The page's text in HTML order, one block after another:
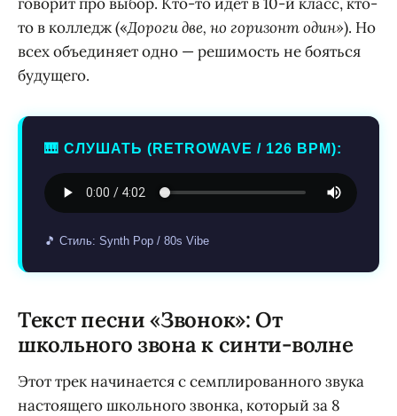
то в колледж («Дороги две, но горизонт один»). Но
всех объединяет одно — решимость не бояться
будущего.
🎹 СЛУШАТЬ (RETROWAVE / 126 BPM):
🎵 Стиль: Synth Pop / 80s Vibe
Текст песни «Звонок»: От
школьного звона к синти-волне
Этот трек начинается с семплированного звука
настоящего школьного звонка, который за 8